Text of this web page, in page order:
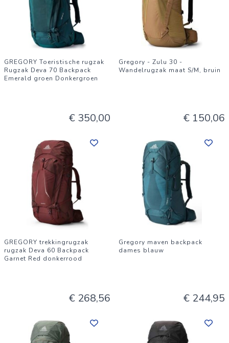
GREGORY Toeristische rugzak
Rugzak Deva 70 Backpack
Emerald groen Donkergroen
€ 350,00
Gregory - Zulu 30 -
Wandelrugzak maat S/M, bruin
€ 150,06
GREGORY trekkingrugzak
rugzak Deva 60 Backpack
Garnet Red donkerrood
€ 268,56
Gregory maven backpack
dames blauw
€ 244,95